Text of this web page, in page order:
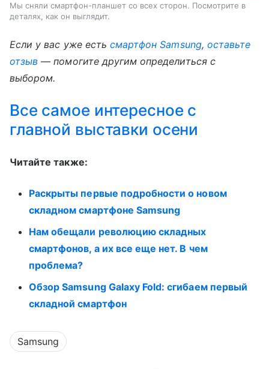
Мы сняли смартфон-планшет со всех сторон. Посмотрите в
деталях, как он выглядит.
Если у вас уже есть смартфон Samsung, оставьте
отзыв — помогите другим определиться с
выбором.
Все самое интересное с
главной выставки осени
Читайте также:
Раскрыты первые подробности о новом
складном смартфоне Samsung
Нам обещали революцию складных
смартфонов, а их все еще нет. В чем
проблема?
Обзор Samsung Galaxy Fold: сгибаем первый
складной смартфон
Samsung